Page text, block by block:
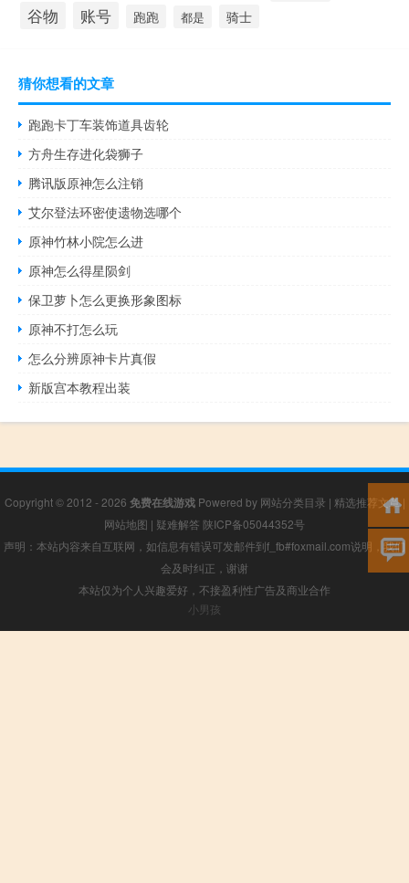
谷物 账号 跑跑 都是 骑士
猜你想看的文章
跑跑卡丁车装饰道具齿轮
方舟生存进化袋狮子
腾讯版原神怎么注销
艾尔登法环密使遗物选哪个
原神竹林小院怎么进
原神怎么得星陨剑
保卫萝卜怎么更换形象图标
原神不打怎么玩
怎么分辨原神卡片真假
新版宫本教程出装
Copyright © 2012 - 2026 免费在线游戏Powered by 网站分类目录 | 精选推荐文章|
网站地图 | 疑难解答 陕ICP备05044352号
声明：本站内容来自互联网，如信息有错误可发邮件到f_fb#foxmail.com说明，我们
会及时纠正，谢谢
本站仅为个人兴趣爱好，不接盈利性广告及商业合作
小男孩